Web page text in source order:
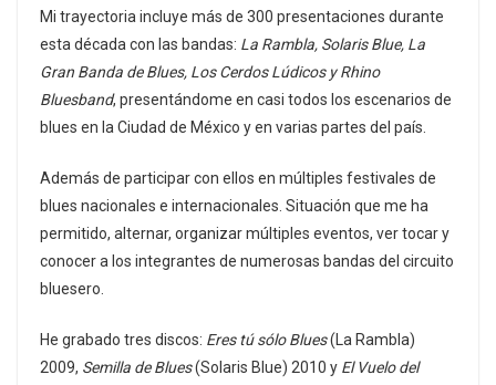
Mi trayectoria incluye más de 300 presentaciones durante
esta década con las bandas: La Rambla, Solaris Blue, La
Gran Banda de Blues, Los Cerdos Lúdicos y Rhino
Bluesband, presentándome en casi todos los escenarios de
blues en la Ciudad de México y en varias partes del país.
Además de participar con ellos en múltiples festivales de
blues nacionales e internacionales. Situación que me ha
permitido, alternar, organizar múltiples eventos, ver tocar y
conocer a los integrantes de numerosas bandas del circuito
bluesero.
He grabado tres discos: Eres tú sólo Blues(La Rambla)
2009, Semilla de Blues(Solaris Blue) 2010 y El Vuelo del